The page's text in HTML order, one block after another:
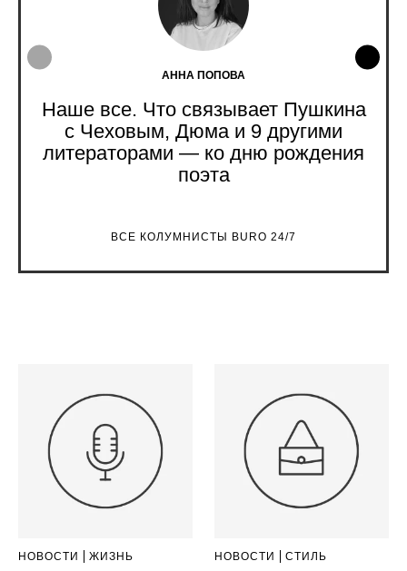
АННА ПОПОВА
Наше все. Что связывает Пушкина
с Чеховым, Дюма и 9 другими
литераторами — ко дню рождения
поэта
ВСЕ КОЛУМНИСТЫ BURO 24/7
НОВОСТИ ЖИЗНЬ НОВОСТИ СТИЛЬ